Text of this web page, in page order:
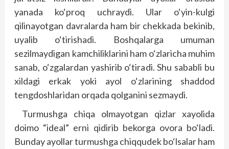
yanada ko‘proq uchraydi. Ular o‘yin-kulgi
qilinayotgan davralarda ham bir chekkada bekinib,
uyalib o‘tirishadi. Boshqalarga umuman
sezilmaydigan kamchiliklarini ham o‘zlaricha muhim
sanab, o‘zgalardan yashirib o‘tiradi. Shu sababli bu
xildagi erkak yoki ayol o‘zlarining shaddod
tengdoshlaridan orqada qolganini sezmaydi.
Turmushga chiqa olmayotgan qizlar xayolida
doimo “ideal” erni qidirib bekorga ovora bo‘ladi.
Bunday ayollar turmushga chiqqudek bo‘lsalar ham